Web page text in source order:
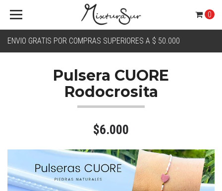
ENVIO GRATIS POR COMPRAS SUPERIORES A $ 50.000
0
Pulsera CUORE
Rodocrosita
$6.000